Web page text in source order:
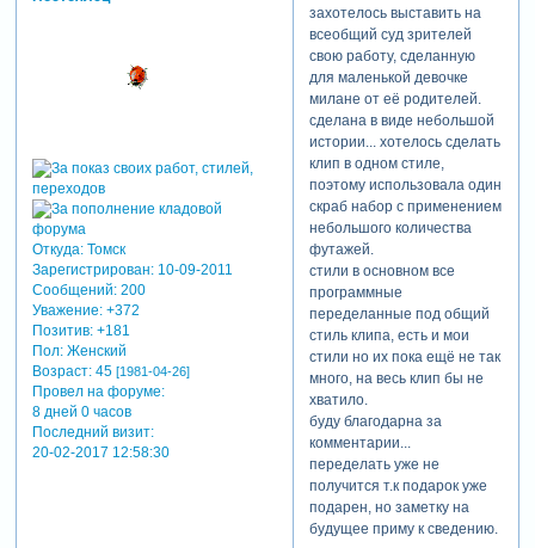
Откуда:Томск
Зарегистрирован: 10-09-2011
Сообщений:200
Уважение: +372
Позитив: +181
Пол:Женский
Возраст:45 [1981-04-26]
Провел на форуме:
8 дней 0 часов
Последний визит:
20-02-2017 12:58:30
захотелось выставить на
всеобщий суд зрителей
свою работу, сделанную
для маленькой девочке
милане от её родителей.
сделана в виде небольшой
истории... хотелось сделать
клип в одном стиле,
поэтому использовала один
скраб набор с применением
небольшого количества
футажей.
стили в основном все
программные
переделанные под общий
стиль клипа, есть и мои
стили но их пока ещё не так
много, на весь клип бы не
хватило.
буду благодарна за
комментарии...
переделать уже не
получится т.к подарок уже
подарен, но заметку на
будущее приму к сведению.